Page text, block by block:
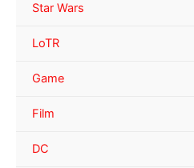
Star Wars
LoTR
Game
Film
DC